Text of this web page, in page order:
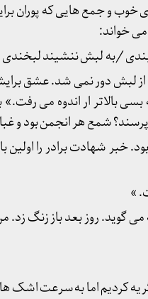
خوب و جمع هایی که پوران
خواند:
/به لبش ننشیند
لبش دور نمی شد. عشق
بسی بالاتر ار اندوه می
شمع هر انجمن بود و
خبر شهادت برادر را اولین
»
گوید. روز بعد باز زنگ زد.
گریه کردیم اما به سرعت